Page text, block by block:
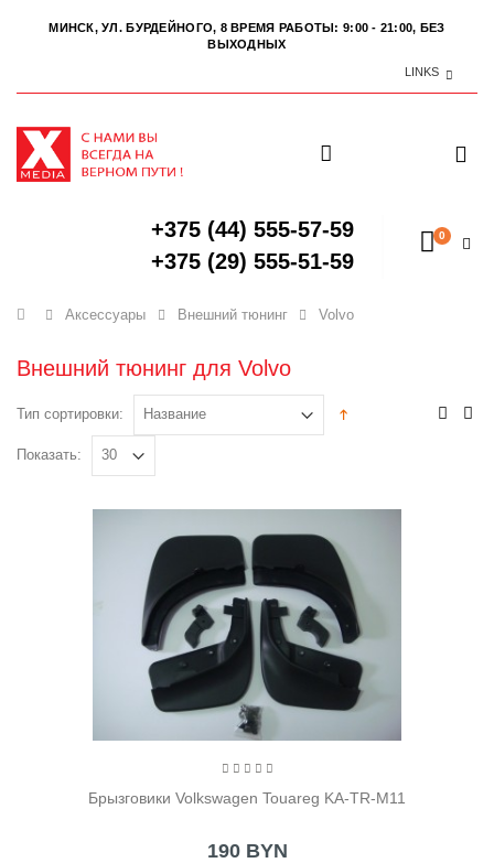
МИНСК, УЛ. БУРДЕЙНОГО, 8 ВРЕМЯ РАБОТЫ: 9:00 - 21:00, БЕЗ
ВЫХОДНЫХ
LINKS
+375 (44) 555-57-59
+375 (29) 555-51-59
0
Главная
Аксессуары Внешний тюнинг Volvo
Внешний тюнинг для Volvo
Тип сортировки:
Показать:
Брызговики Volkswagen Touareg KA-TR-M11
190 BYN